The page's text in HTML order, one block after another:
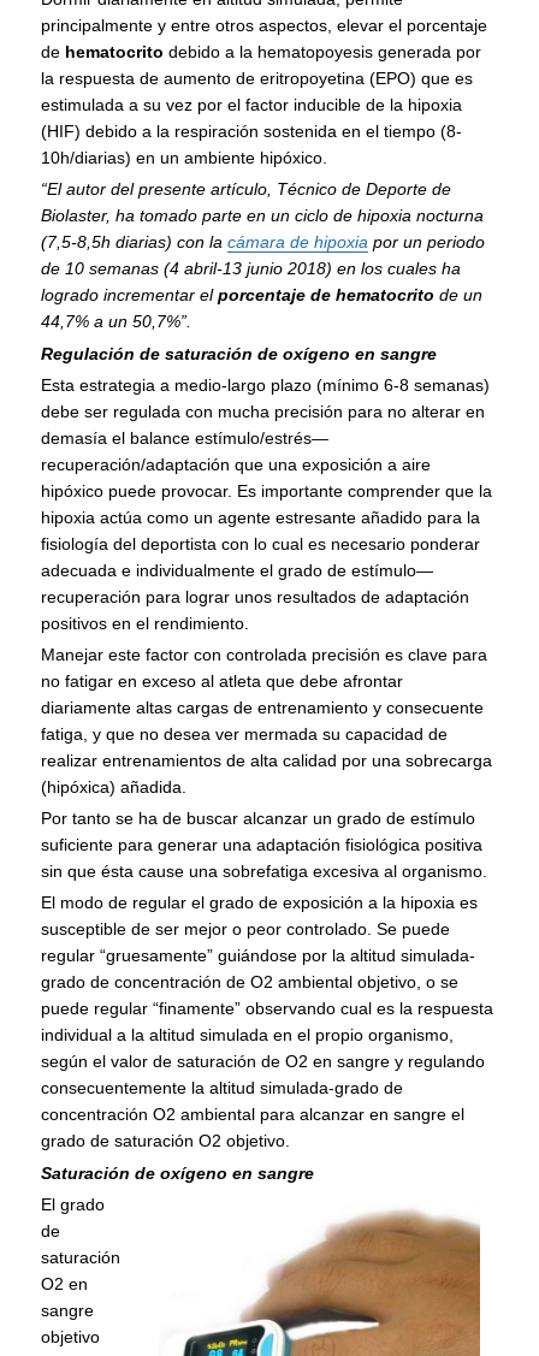
principalmente y entre otros aspectos, elevar el porcentaje
de hematocrito debido a la hematopoyesis generada por
la respuesta de aumento de eritropoyetina (EPO) que es
estimulada a su vez por el factor inducible de la hipoxia
(HIF) debido a la respiración sostenida en el tiempo (8-
10h/diarias) en un ambiente hipóxico.
“El autor del presente artículo, Técnico de Deporte de
Biolaster, ha tomado parte en un ciclo de hipoxia nocturna
(7,5-8,5h diarias) con lacámara de hipoxia por un periodo
de 10 semanas (4 abril-13 junio 2018) en los cuales ha
logrado incrementar elporcentaje de hematocrito de un
44,7% a un 50,7%”.
Regulación de saturación de oxígeno en sangre
Esta estrategia a medio-largo plazo (mínimo 6-8 semanas)
debe ser regulada con mucha precisión para no alterar en
demasía el balance estímulo/estrés—
recuperación/adaptación que una exposición a aire
hipóxico puede provocar. Es importante comprender que la
hipoxia actúa como un agente estresante añadido para la
fisiología del deportista con lo cual es necesario ponderar
adecuada e individualmente el grado de estímulo—
recuperación para lograr unos resultados de adaptación
positivos en el rendimiento.
Manejar este factor con controlada precisión es clave para
no fatigar en exceso al atleta que debe afrontar
diariamente altas cargas de entrenamiento y consecuente
fatiga, y que no desea ver mermada su capacidad de
realizar entrenamientos de alta calidad por una sobrecarga
(hipóxica) añadida.
Por tanto se ha de buscar alcanzar un grado de estímulo
suficiente para generar una adaptación fisiológica positiva
sin que ésta cause una sobrefatiga excesiva al organismo.
El modo de regular el grado de exposición a la hipoxia es
susceptible de ser mejor o peor controlado. Se puede
regular “gruesamente” guiándose por la altitud simulada-
grado de concentración de O2 ambiental objetivo, o se
puede regular “finamente” observando cual es la respuesta
individual a la altitud simulada en el propio organismo,
según el valor de saturación de O2 en sangre y regulando
consecuentemente la altitud simulada-grado de
concentración O2 ambiental para alcanzar en sangre el
grado de saturación O2 objetivo.
Saturación de oxígeno en sangre
El grado
de
saturación
O2 en
sangre
objetivo